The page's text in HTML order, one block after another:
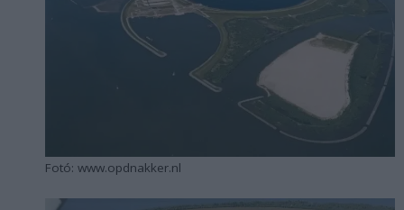
Fotó: www.opdnakker.nl